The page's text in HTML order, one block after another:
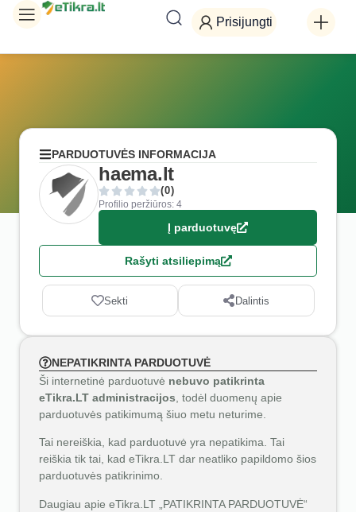
Prisijungti
PARDUOTUVĖS INFORMACIJA
haema.lt
(0)
Profilio peržiūros: 4
Į parduotuvę
Rašyti atsiliepimą
Sekti Dalintis
NEPATIKRINTA PARDUOTUVĖ
Ši internetinė parduotuvė nebuvo patikrinta
eTikra.LT administracijos , todėl duomenų apie
parduotuvės patikimumą šiuo metu neturime.
Tai nereiškia, kad parduotuvė yra nepatikima. Tai
reiškia tik tai, kad eTikra.LT dar neatliko papildomo šios
parduotuvės patikrinimo.
Daugiau apie eTikra.LT „PATIKRINTA PARDUOTUVĖ“